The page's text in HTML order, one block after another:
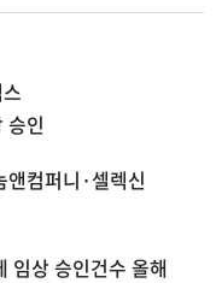
인
컴퍼니·셀렉신
상 승인건수 올해